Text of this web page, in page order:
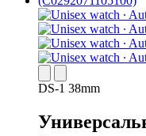
DS-1 38mm